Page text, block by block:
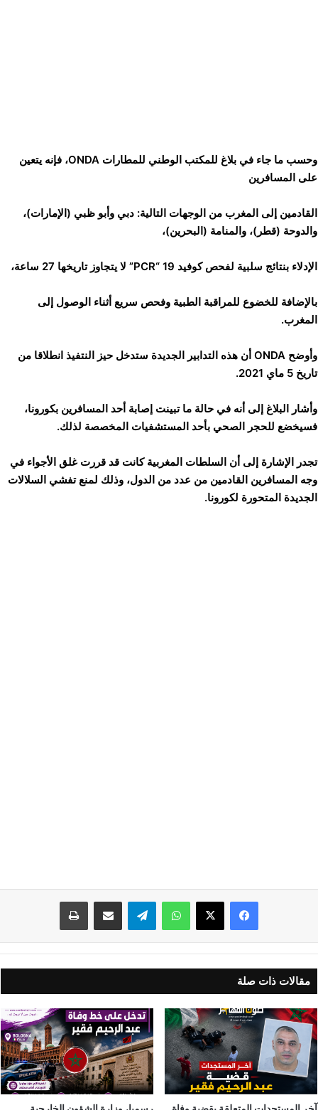
وحسب ما جاء في بلاغ للمكتب الوطني للمطارات ONDA، فإنه يتعين
على المسافرين
القادمين إلى المغرب من الوجهات التالية: دبي وأبو ظبي (الإمارات)،
والدوحة (قطر)، والمنامة (البحرين)،
الإدلاء بنتائج سلبية لفحص كوفيد 19 “PCR” لا يتجاوز تاريخها 27 ساعة،
بالإضافة للخضوع للمراقبة الطبية وفحص سريع أثناء الوصول إلى
المغرب.
وأوضح ONDA أن هذه التدابير الجديدة ستدخل حيز النتفيذ انطلاقا من
تاريخ 5 ماي 2021.
وأشار البلاغ إلى أنه في حالة ما تبينت إصابة أحد المسافرين بكورونا،
فسيخضع للحجر الصحي بأحد المستشفيات المخصصة لذلك.
تجدر الإشارة إلى أن السلطات المغربية كانت قد قررت غلق الأجواء في
وجه المسافرين القادمين من عدد من الدول، وذلك لمنع تفشي السلالات
الجديدة المتحورة لكورونا.
واتساب
مقالات ذات صلة